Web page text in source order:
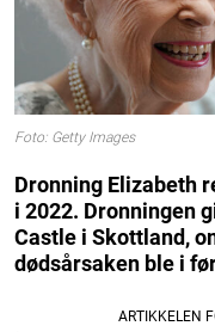
Foto: Getty Images
Dronning Elizabeth
i 2022. Dronningen
Castle i Skottland,
dødsårsaken ble i